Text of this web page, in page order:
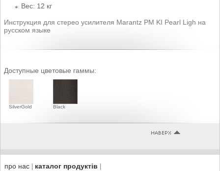
Вес: 12 кг
Инструкция для стерео усилителя Marantz PM KI Pearl Ligh на
русском языке
Доступные цветовые гаммы:
SilverGold Black
про нас| каталог продуктів